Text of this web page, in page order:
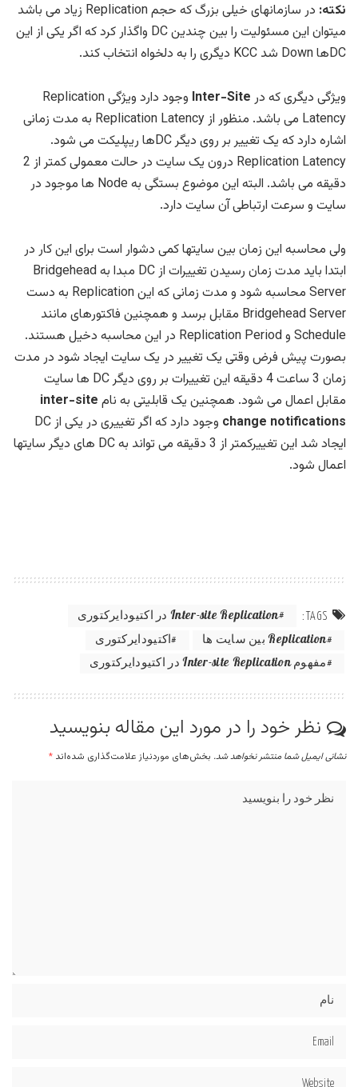
نکته:
در سازمانهای خیلی بزرگ که حجم Replication زیاد می باشد
میتوان این مسئولیت را بین چندین DC واگذار کرد که اگر یکی از این
DCها Down شد KCC دیگری را به دلخواه انتخاب کند.
ویژگی دیگری که در Inter-Site
وجود دارد ویژگی Replication
Latency می باشد. منظور از
Replication Latency به مدت زمانی
اشاره دارد که یک تغییر بر روی دیگر DCها ریپلیکت می شود.
Replication Latency درون یک سایت در حالت معمولی کمتر از 2
دقیقه می باشد. البته این موضوع
بستگی به Node ها موجود در
سایت و سرعت ارتباطی آن سایت دارد.
ولی محاسبه این زمان بین سایتها کمی دشوار است برای این کار در
ابتدا باید مدت زمان رسیدن تغییرات از DC مبدا به Bridgehead
Server محاسبه شود و مدت زمانی که این Replication به دست
Bridgehead Server مقابل برسد و همچنین فاکتورهای مانند
Schedule و Replication Period در این محاسبه دخیل هستند.
بصورت پیش فرض وقتی یک تغییر در یک سایت ایجاد شود در مدت
زمان 3 ساعت 4 دقیقه این تغییرات بر روی دیگر DC ها سایت
مقابل اعمال می شود. همچنین یک قابلیتی به نام inter-site
change notifications
وجود دارد که اگر تغییری در یکی از DC
ایجاد شد این تغییرکمتر از 3 دقیقه می تواند به DC های دیگر سایتها
اعمال شود.
TAGS:
Inter-site Replication در اکتیودایرکتوری
Replication بین سایت ها
اکتیودایرکتوری
مفهوم Inter-site Replication در اکتیودایرکتوری
نظر خود را در مورد این مقاله بنویسید
نشانی ایمیل شما منتشر نخواهد شد. بخش‌های موردنیاز علامت‌گذاری شده‌اند *